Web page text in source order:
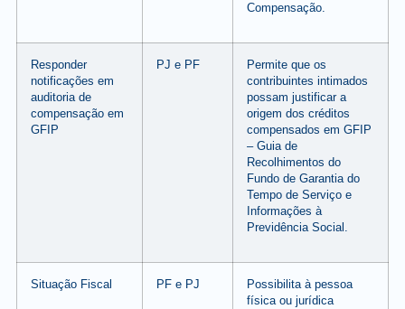
Compensação.
Responder
notificações em
auditoria de
compensação em
GFIP
PJ e PF
Permite que os
contribuintes intimados
possam justificar a
origem dos créditos
compensados em GFIP
– Guia de
Recolhimentos do
Fundo de Garantia do
Tempo de Serviço e
Informações à
Previdência Social.
Situação Fiscal PF e PJ
Possibilita à pessoa
física ou jurídica